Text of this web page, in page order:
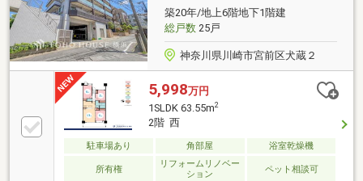
ざいます！まずはフリーダイヤル0120-78-2121お気軽
にお問合せ下さい！
築20年/地上6階地下1階建
総戸数25戸
神奈川県川崎市宮前区犬蔵２
5,998万円
1SLDK 63.55m2
2階 西
駐車場あり 角部屋 浴室乾燥機
所有権
リフォームリノベー
ション
ペット相談可